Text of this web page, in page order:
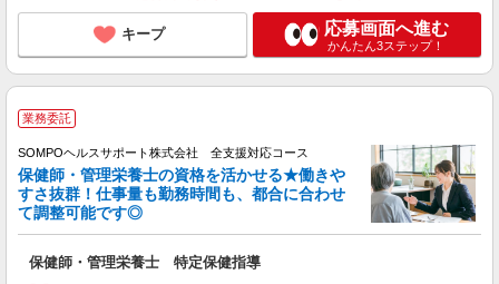
キープ 応募画面へ進む
かんたん3ステップ！
業務委託
SOMPOヘルスサポート株式会社 全支援対応コース
保健師・管理栄養士の資格を活かせる★働きや
すさ抜群！仕事量も勤務時間も、都合に合わせ
て調整可能です◎
保健師・管理栄養士 特定保健指導